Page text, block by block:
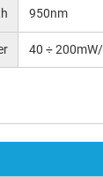
950nm
40 ÷